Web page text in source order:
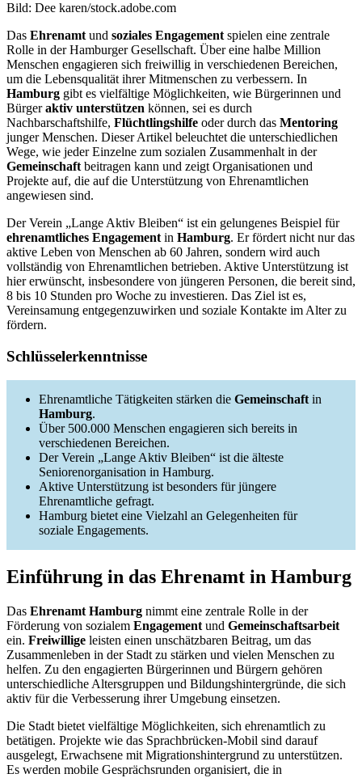
Bild: Dee karen/stock.adobe.com
Das Ehrenamt und soziales Engagement spielen eine zentrale
Rolle in der Hamburger Gesellschaft. Über eine halbe Million
Menschen engagieren sich freiwillig in verschiedenen Bereichen,
um die Lebensqualität ihrer Mitmenschen zu verbessern. In
Hamburg gibt es vielfältige Möglichkeiten, wie Bürgerinnen und
Bürgeraktiv unterstützen können, sei es durch
Nachbarschaftshilfe, Flüchtlingshilfe oder durch das Mentoring
junger Menschen. Dieser Artikel beleuchtet die unterschiedlichen
Wege, wie jeder Einzelne zum sozialen Zusammenhalt in der
Gemeinschaft beitragen kann und zeigt Organisationen und
Projekte auf, die auf die Unterstützung von Ehrenamtlichen
angewiesen sind.
Der Verein „Lange Aktiv Bleiben“ ist ein gelungenes Beispiel für
ehrenamtliches Engagement in Hamburg. Er fördert nicht nur das
aktive Leben von Menschen ab 60 Jahren, sondern wird auch
vollständig von Ehrenamtlichen betrieben. Aktive Unterstützung ist
hier erwünscht, insbesondere von jüngeren Personen, die bereit sind,
8 bis 10 Stunden pro Woche zu investieren. Das Ziel ist es,
Vereinsamung entgegenzuwirken und soziale Kontakte im Alter zu
fördern.
Schlüsselerkenntnisse
Ehrenamtliche Tätigkeiten stärken die Gemeinschaft in
Hamburg.
Über 500.000 Menschen engagieren sich bereits in
verschiedenen Bereichen.
Der Verein „Lange Aktiv Bleiben“ ist die älteste
Seniorenorganisation in Hamburg.
Aktive Unterstützung ist besonders für jüngere
Ehrenamtliche gefragt.
Hamburg bietet eine Vielzahl an Gelegenheiten für
soziale Engagements.
Einführung in das Ehrenamt in Hamburg
Das Ehrenamt Hamburg nimmt eine zentrale Rolle in der
Förderung von sozialem Engagement und Gemeinschaftsarbeit
ein. Freiwillige leisten einen unschätzbaren Beitrag, um das
Zusammenleben in der Stadt zu stärken und vielen Menschen zu
helfen. Zu den engagierten Bürgerinnen und Bürgern gehören
unterschiedliche Altersgruppen und Bildungshintergründe, die sich
aktiv für die Verbesserung ihrer Umgebung einsetzen.
Die Stadt bietet vielfältige Möglichkeiten, sich ehrenamtlich zu
betätigen. Projekte wie das Sprachbrücken-Mobil sind darauf
ausgelegt, Erwachsene mit Migrationshintergrund zu unterstützen.
Es werden mobile Gesprächsrunden organisiert, die in